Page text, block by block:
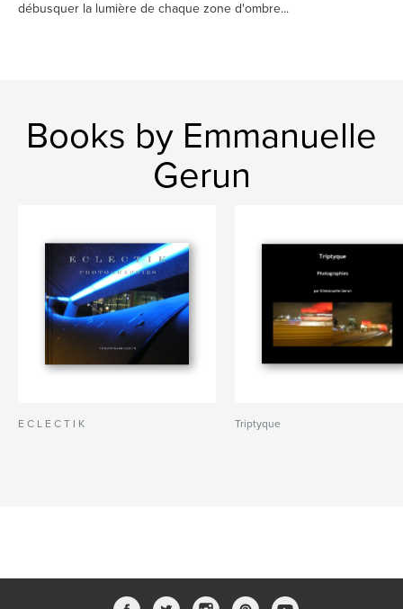
débusquer la lumière de chaque zone d'ombre...
Books by Emmanuelle
Gerun
E C L E C T I K Triptyque